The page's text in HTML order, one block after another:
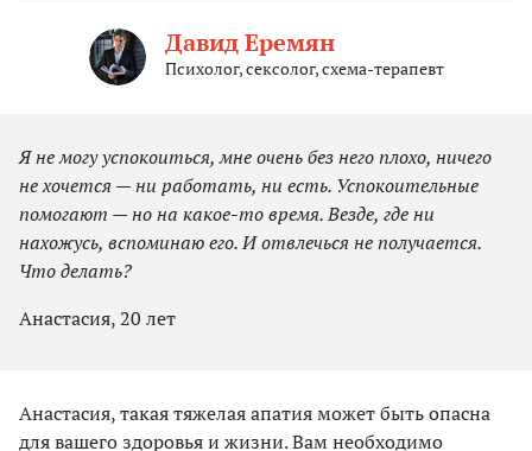
Давид Еремян
Психолог, сексолог, схема-терапевт
Я не могу успокоиться, мне очень без него плохо, ничего
не хочется — ни работать, ни есть. Успокоительные
помогают — но на какое-то время. Везде, где ни
нахожусь, вспоминаю его. И отвлечься не получается.
Что делать?
Анастасия, 20 лет
Анастасия, такая тяжелая апатия может быть опасна
для вашего здоровья и жизни. Вам необходимо